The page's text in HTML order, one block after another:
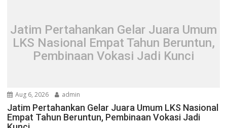
Jatim Pertahankan Gelar Juara Umum
LKS Nasional Empat Tahun Beruntun,
Pembinaan Vokasi Jadi Kunci
Aug 6, 2026 admin
Jatim Pertahankan Gelar Juara Umum LKS Nasional
Empat Tahun Beruntun, Pembinaan Vokasi Jadi